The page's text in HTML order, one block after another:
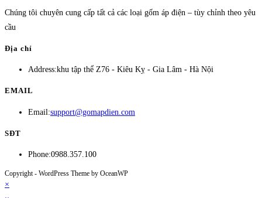
Chúng tôi chuyên cung cấp tất cả các loại gốm áp điện – tùy chỉnh theo yêu
cầu
Địa chỉ
Address:khu tập thể Z76 - Kiêu Kỵ - Gia Lâm - Hà Nội
EMAIL
Email:support@gomapdien.com
SĐT
Phone:0988.357.100
Copyright - WordPress Theme by OceanWP
×